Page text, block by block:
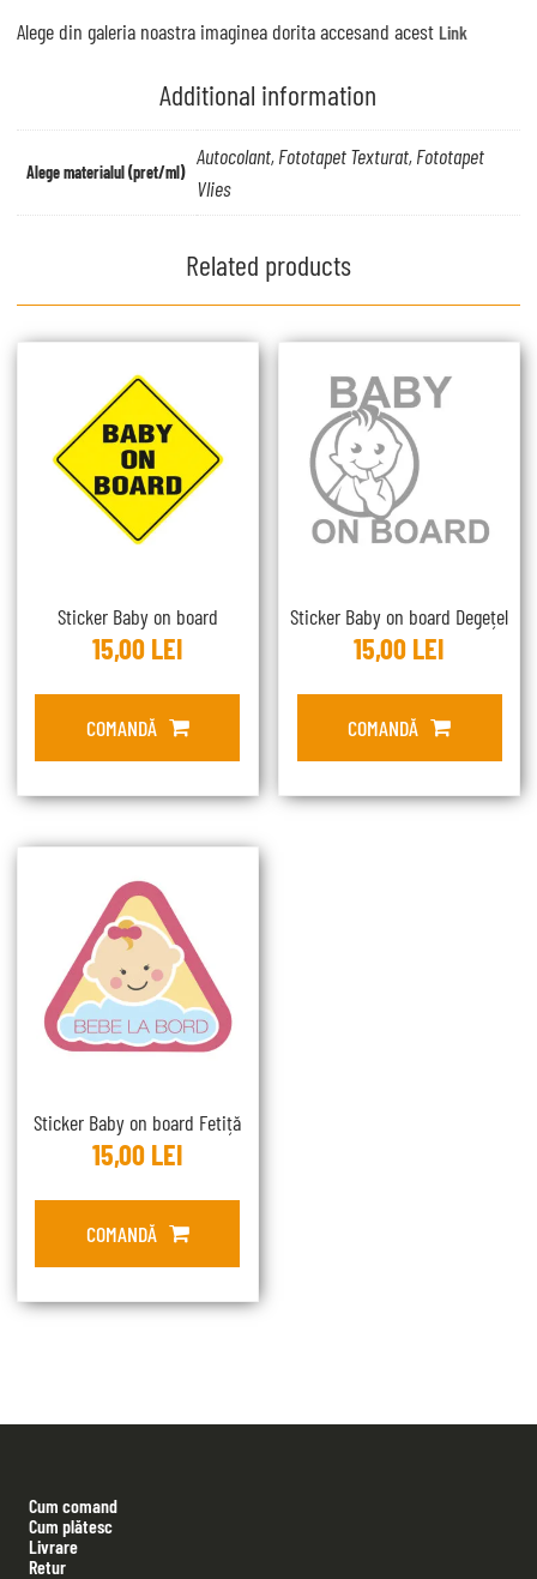
Alege din galeria noastra imaginea dorita accesand acest Link
Additional information
Alege materialul (pret/ml)
Autocolant, Fototapet Texturat, Fototapet
Vlies
Related products
Sticker Baby on board
15,00 LEI
COMANDĂ
Sticker Baby on board Degețel
15,00 LEI
COMANDĂ
Sticker Baby on board Fetiță
15,00 LEI
COMANDĂ
Cum comand
Cum plătesc
Livrare
Retur